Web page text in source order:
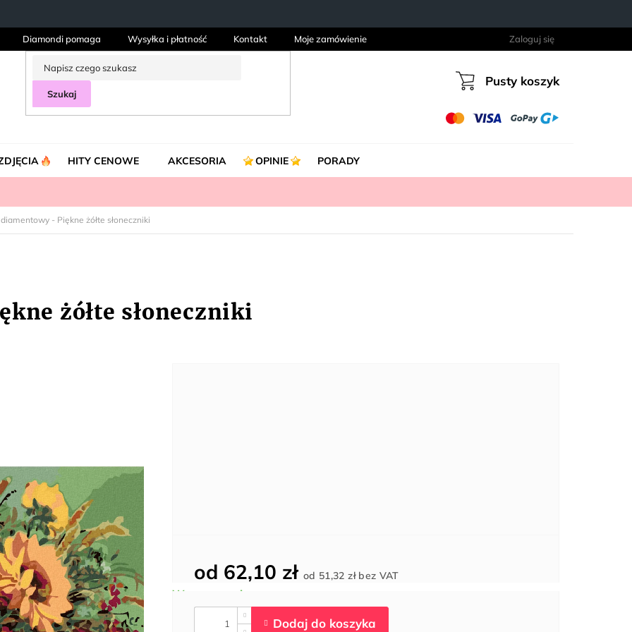
Diamondi pomaga Wysyłka i płatność Kontakt Moje zamówienie Zaloguj się
Szukaj Koszyk
Pusty koszyk
HITY CENOWE AKCESORIA OPINIE PORADY
- Piękne żółte słoneczniki
żółte słoneczniki
od 62,10 zł od 51,32 złbez VAT